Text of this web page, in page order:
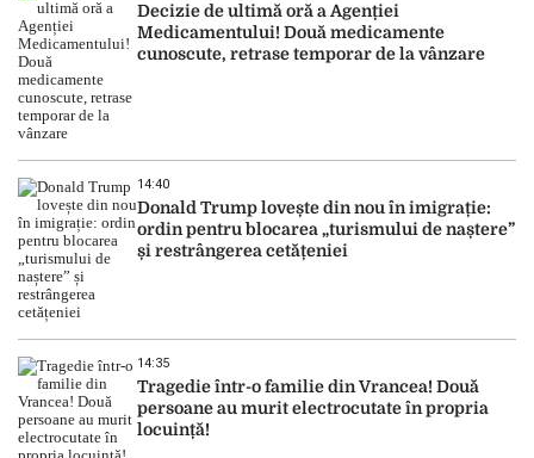
Decizie de ultimă oră a Agenției
Medicamentului! Două medicamente
cunoscute, retrase temporar de la vânzare
14:40
Donald Trump lovește din nou în imigrație:
ordin pentru blocarea „turismului de naștere”
și restrângerea cetățeniei
14:35
Tragedie într-o familie din Vrancea! Două
persoane au murit electrocutate în propria
locuință!